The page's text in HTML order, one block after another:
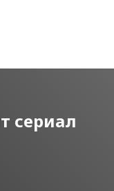
сериал